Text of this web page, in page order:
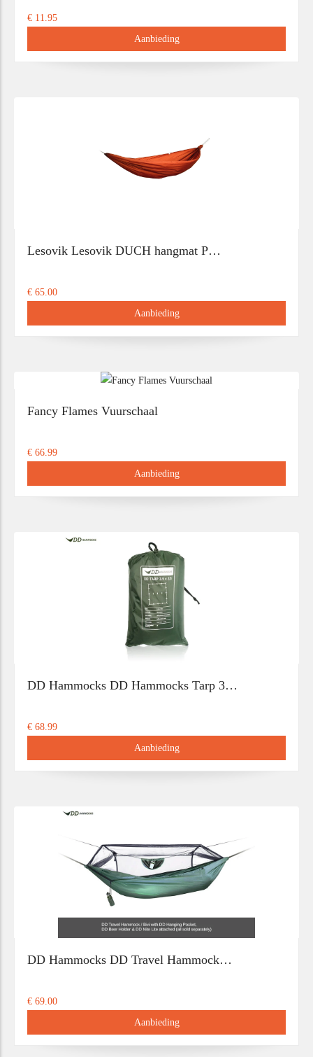
€ 11.95
Aanbieding
Lesovik Lesovik DUCH hangmat P…
€ 65.00
Aanbieding
Fancy Flames Vuurschaal
€ 66.99
Aanbieding
DD Hammocks DD Hammocks Tarp 3…
€ 68.99
Aanbieding
DD Hammocks DD Travel Hammock…
€ 69.00
Aanbieding